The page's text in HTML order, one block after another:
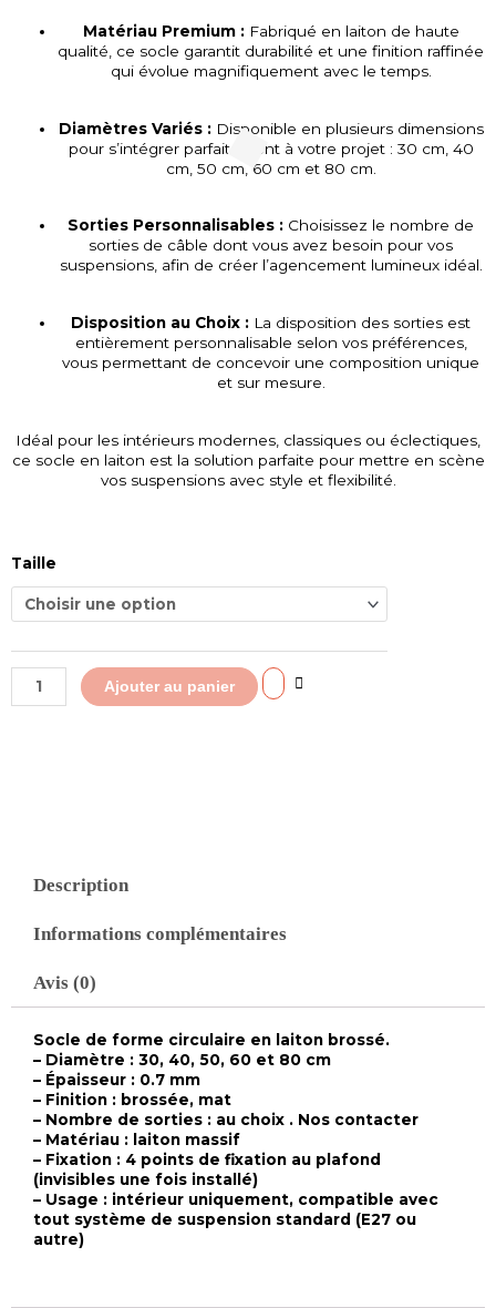
Matériau Premium :Fabriqué en laiton de haute
qualité, ce socle garantit durabilité et une finition raffinée
qui évolue magnifiquement avec le temps.
Diamètres Variés :Disponible en plusieurs dimensions
pour s’intégrer parfaitement à votre projet : 30 cm, 40
cm, 50 cm, 60 cm et 80 cm.
Sorties Personnalisables : Choisissez le nombre de
sorties de câble dont vous avez besoin pour vos
suspensions, afin de créer l’agencement lumineux idéal.
Disposition au Choix : La disposition des sorties est
entièrement personnalisable selon vos préférences,
vous permettant de concevoir une composition unique
et sur mesure.
Idéal pour les intérieurs modernes, classiques ou éclectiques,
ce socle en laiton est la solution parfaite pour mettre en scène
vos suspensions avec style et flexibilité.
Taille
quantité
Socle
sur
en
laiton
brossé
Ajouter au panier
Description
Informations complémentaires
Avis (0)
Socle de forme circulaire en laiton brossé.
– Diamètre : 30, 40, 50, 60 et 80 cm
– Épaisseur : 0.7 mm
– Finition : brossée, mat
– Nombre de sorties : au choix . Nos contacter
– Matériau : laiton massif
– Fixation : 4 points de fixation au plafond
(invisibles une fois installé)
– Usage : intérieur uniquement, compatible avec
tout système de suspension standard (E27 ou
autre)